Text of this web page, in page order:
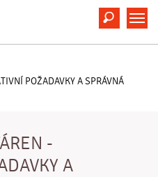
Hledat
POŽADAVKY A SPRÁVNÁ
-
A